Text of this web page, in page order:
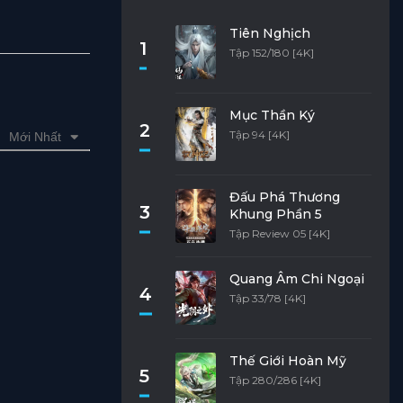
Mới Nhất
1
Tiên Nghịch
Tập 152/180 [4K]
2
Mục Thần Ký
Tập 94 [4K]
3
Đấu Phá Thương
Khung Phần 5
Tập Review 05 [4K]
4
Quang Âm Chi Ngoại
Tập 33/78 [4K]
5
Thế Giới Hoàn Mỹ
Tập 280/286 [4K]